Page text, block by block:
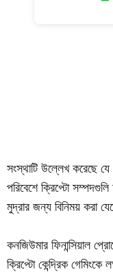
সংস্থাটি উল্লেখ করেছে যে
পরিবেশে ক্রিপ্টো সম্পদগুলি
মুদ্রার জন্য বিনিময় করা
কনজিউমার ফিনান্সিয়াল
ক্রিপ্টো কেন্দ্রিক গেমিংকে